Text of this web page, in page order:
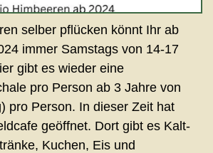
selber pflücken könnt Ihr ab
immer Samstags von 14-17
gibt es wieder eine
pro Person ab 3 Jahre von
pro Person. In dieser Zeit hat
geöffnet. Dort gibt es Kalt-
Kuchen, Eis und